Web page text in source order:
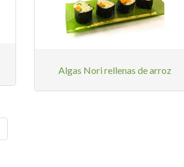
Algas Nori rellenas de arroz